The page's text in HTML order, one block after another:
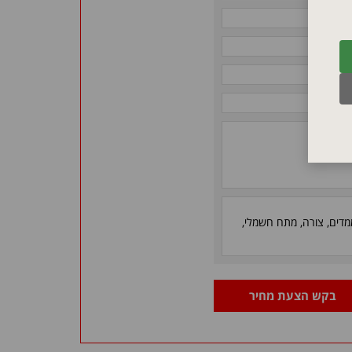
צורה, מתח חשמלי,
בקש הצעת מחיר